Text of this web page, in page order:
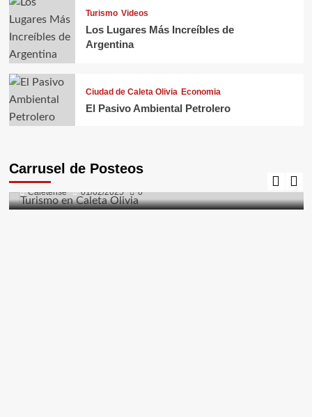
Turismo Videos
Los Lugares Más Increíbles de
Argentina
Ciudad de Caleta Olivia Economia
El Pasivo Ambiental Petrolero
Carrusel de Posteos
Turismo en Caleta Olivia
Caletense 01/02/2025 0